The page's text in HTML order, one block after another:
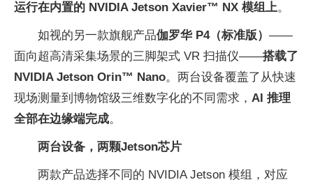
运行在内置的 NVIDIA Jetson Xavier™ NX 模组上。
如视的另一款旗舰产品伽罗华 P4（标准版） ——
面向超高清采集场景的三脚架式 VR 扫描仪——搭载了
NVIDIA Jetson Orin™ Nano。两台设备覆盖了从快速
现场测量到博物馆级三维数字化的不同需求， AI 推理
全部在边缘端完成。
两台设备，两颗Jetson芯片
两款产品选择不同的 NVIDIA Jetson 模组，对应